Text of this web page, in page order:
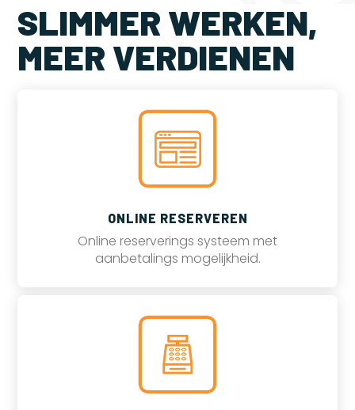
SLIMMER WERKEN,
MEER VERDIENEN
ONLINE RESERVEREN
Online reserverings systeem met
aanbetalings mogelijkheid.